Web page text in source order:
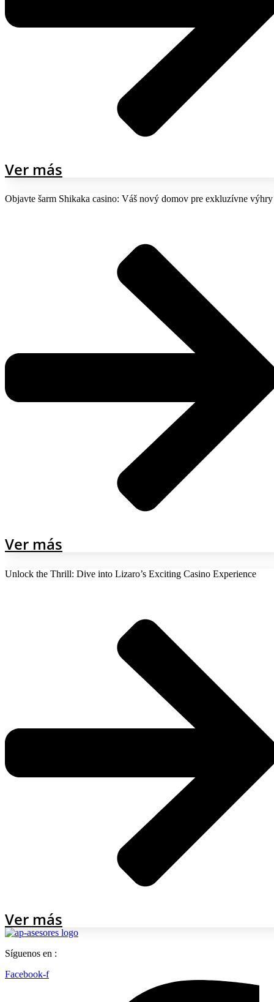
Ver más
Objavte šarm Shikaka casino: Váš nový domov pre exkluzívne výhry
Ver más
Unlock the Thrill: Dive into Lizaro’s Exciting Casino Experience
Ver más
Síguenos en :
Facebook-f